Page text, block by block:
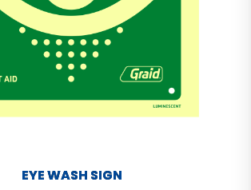
EYE WASH SIGN